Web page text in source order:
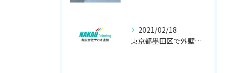
2021/02/18
東京都墨田区で外壁塗り替え工事なら(有)ナカオ塗装にお任せ